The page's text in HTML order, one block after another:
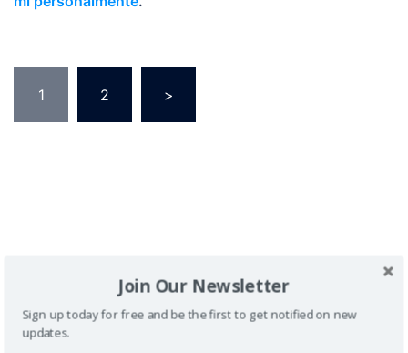
1 2 >
Join Our Newsletter
Sign up today for free and be the first to get notified on new
updates.